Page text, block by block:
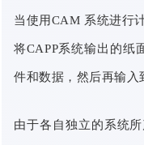
当使用CAM 系统进行
将CAPP系统输出的纸
件和数据，然后再输入
由于各自独立的系统